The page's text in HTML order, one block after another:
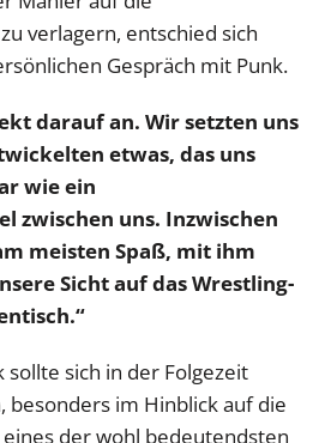
verlagern, entschied sich
Gespräch mit Punk.
darauf an. Wir setzten uns
etwas, das uns
wie ein
zwischen uns. Inzwischen
meisten Spaß, mit ihm
Sicht auf das Wrestling-
sollte sich in der Folgezeit
besonders im Hinblick auf die
der wohl bedeutendsten